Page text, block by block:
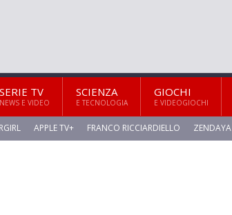
SERIE TV
NEWS E VIDEO
SCIENZA
E TECNOLOGIA
GIOCHI
E VIDEOGIOCHI
APPLE TV+ FRANCO RICCIARDIELLO ZENDAYA